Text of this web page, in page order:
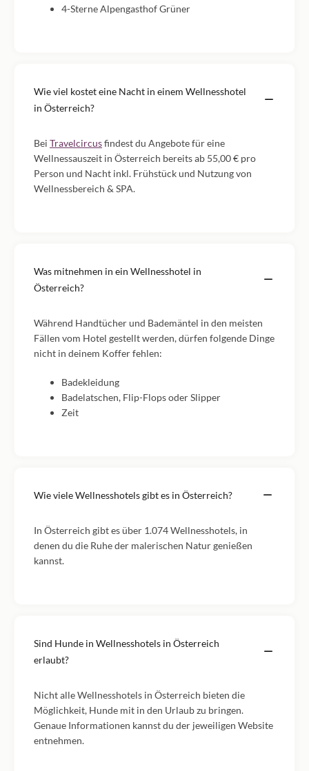
4-Sterne Alpengasthof Grüner
Wie viel kostet eine Nacht in einem Wellnesshotel
in Österreich?
Bei Travelcircusfindest du Angebote für eine
Wellnessauszeit in Österreich bereits ab 55,00 € pro
Person und Nacht inkl. Frühstück und Nutzung von
Wellnessbereich & SPA.
Was mitnehmen in ein Wellnesshotel in
Österreich?
Während Handtücher und Bademäntel in den meisten
Fällen vom Hotel gestellt werden, dürfen folgende Dinge
nicht in deinem Koffer fehlen:
Badekleidung
Badelatschen, Flip-Flops oder Slipper
Zeit
Wie viele Wellnesshotels gibt es in Österreich?
In Österreich gibt es über 1.074 Wellnesshotels, in
denen du die Ruhe der malerischen Natur genießen
kannst.
Sind Hunde in Wellnesshotels in Österreich
erlaubt?
Nicht alle Wellnesshotels in Österreich bieten die
Möglichkeit, Hunde mit in den Urlaub zu bringen.
Genaue Informationen kannst du der jeweiligen Website
entnehmen.